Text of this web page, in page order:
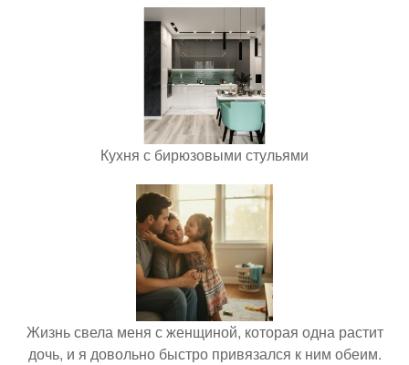
Кухня с бирюзовыми стульями
Жизнь свела меня с женщиной, которая одна растит
дочь, и я довольно быстро привязался к ним обеим.